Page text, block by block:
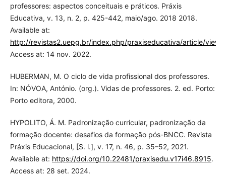
professores: aspectos conceituais e práticos. Práxis
Educativa, v. 13, n. 2, p. 425-442, maio/ago. 2018 2018.
Available at:
http://revistas2.uepg.br/index.php/praxiseducativa/article/
Access at: 14 nov. 2022.
HUBERMAN, M. O ciclo de vida profissional dos professores.
In: NÓVOA, António. (org.). Vidas de professores. 2. ed. Porto:
Porto editora, 2000.
HYPOLITO, Á. M. Padronização curricular, padronização da
formação docente: desafios da formação pós-BNCC. Revista
Práxis Educacional, [S. l.], v. 17, n. 46, p. 35–52, 2021.
Available at: https://doi.org/10.22481/praxisedu.v17i46.8915.
Access at: 28 set. 2024.